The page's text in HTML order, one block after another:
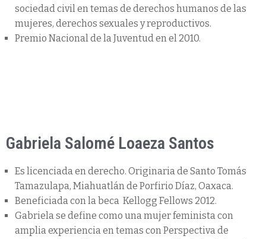
sociedad civil en temas de derechos humanos de las
mujeres, derechos sexuales y reproductivos.
Premio Nacional de la Juventud en el 2010.
Gabriela Salomé Loaeza Santos
Es licenciada en derecho. Originaria de Santo Tomás
Tamazulapa, Miahuatlán de Porfirio Díaz, Oaxaca.
Beneficiada con la beca Kellogg Fellows 2012.
Gabriela se define como una mujer feminista con
amplia experiencia en temas con Perspectiva de